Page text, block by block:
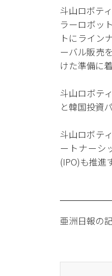
斗山ロボテ
ラーロボッ
トにライン
ーバル販売
けた準備に
斗山ロボテ
と韓国投資
斗山ロボテ
ートナーシ
(IPO)も推進
亜洲日報の